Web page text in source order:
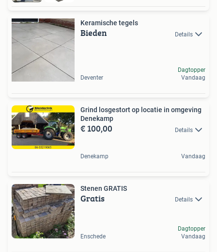
Keramische tegels
Bieden Details
Deventer
Dagtopper
Vandaag
Grind losgestort op locatie in omgeving
Denekamp
€ 100,00 Details
Denekamp Vandaag
Stenen GRATIS
Gratis Details
Enschede
Dagtopper
Vandaag